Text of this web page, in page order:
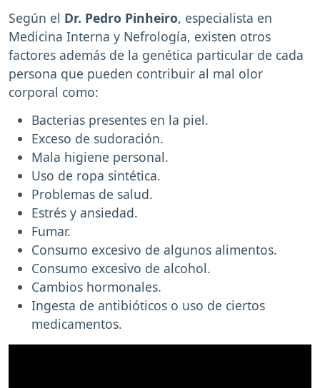
Según el Dr. Pedro Pinheiro, especialista en
Medicina Interna y Nefrología, existen otros
factores además de la genética particular de cada
persona que pueden contribuir al mal olor
corporal como:
Bacterias presentes en la piel.
Exceso de sudoración.
Mala higiene personal.
Uso de ropa sintética.
Problemas de salud.
Estrés y ansiedad.
Fumar.
Consumo excesivo de algunos alimentos.
Consumo excesivo de alcohol.
Cambios hormonales.
Ingesta de antibióticos o uso de ciertos
medicamentos.